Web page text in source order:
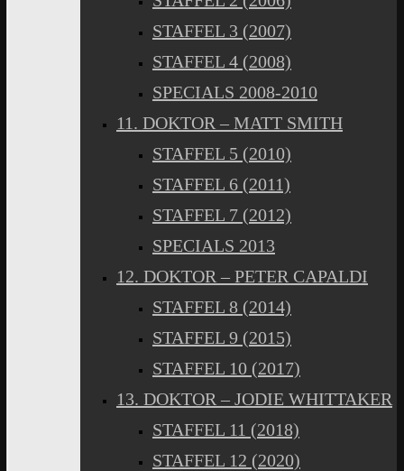
STAFFEL 3 (2007)
STAFFEL 4 (2008)
SPECIALS 2008-2010
11. DOKTOR – MATT SMITH
STAFFEL 5 (2010)
STAFFEL 6 (2011)
STAFFEL 7 (2012)
SPECIALS 2013
12. DOKTOR – PETER CAPALDI
STAFFEL 8 (2014)
STAFFEL 9 (2015)
STAFFEL 10 (2017)
13. DOKTOR – JODIE WHITTAKER
STAFFEL 11 (2018)
STAFFEL 12 (2020)